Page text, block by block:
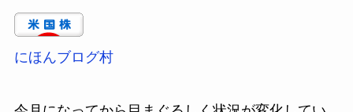
にほんブログ村